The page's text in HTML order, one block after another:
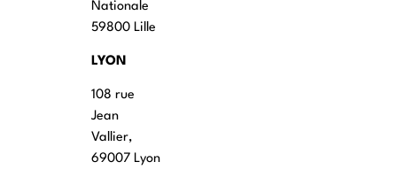
Nationale
59800 Lille
LYON
108 rue
Jean
Vallier,
69007 Lyon